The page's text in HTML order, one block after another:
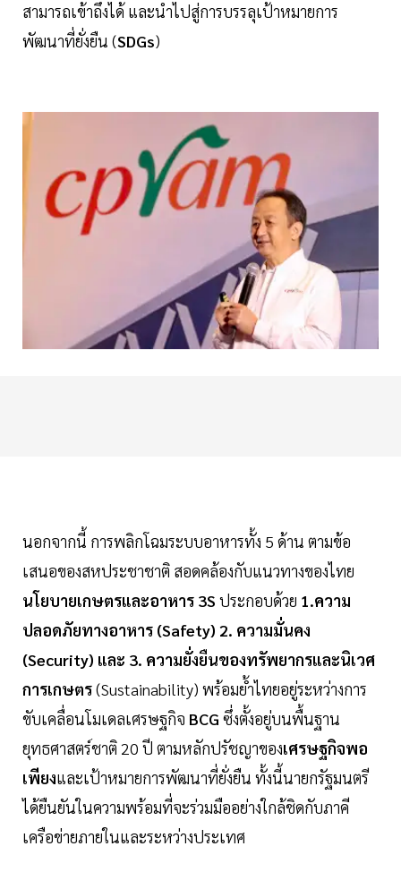
สามารถเข้าถึงได้ และนำไปสู่การบรรลุเป้าหมายการ
พัฒนาที่ยั่งยืน (SDGs)
นอกจากนี้ การพลิกโฉมระบบอาหารทั้ง 5 ด้าน ตามข้อ
เสนอของสหประชาชาติ สอดคล้องกับแนวทางของไทย
นโยบายเกษตรและอาหาร 3S ประกอบด้วย 1.ความ
ปลอดภัยทางอาหาร (Safety) 2. ความมั่นคง
(Security) และ 3. ความยั่งยืนของทรัพยากรและนิเวศ
การเกษตร(Sustainability) พร้อมย้ำไทยอยู่ระหว่างการ
ขับเคลื่อนโมเดลเศรษฐกิจ BCG ซึ่งตั้งอยู่บนพื้นฐาน
ยุทธศาสตร์ชาติ 20 ปี ตามหลักปรัชญาของเศรษฐกิจพอ
เพียงและเป้าหมายการพัฒนาที่ยั่งยืน ทั้งนี้นายกรัฐมนตรี
ได้ยืนยันในความพร้อมที่จะร่วมมืออย่างใกล้ชิดกับภาคี
เครือข่ายภายในและระหว่างประเทศ